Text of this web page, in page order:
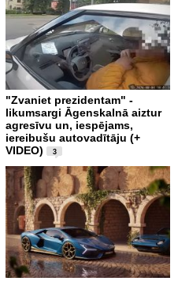
"Zvaniet prezidentam" -
likumsargi Āgenskalnā aiztur
agresīvu un, iespējams,
iereibušu autovadītāju (+
VIDEO)
3